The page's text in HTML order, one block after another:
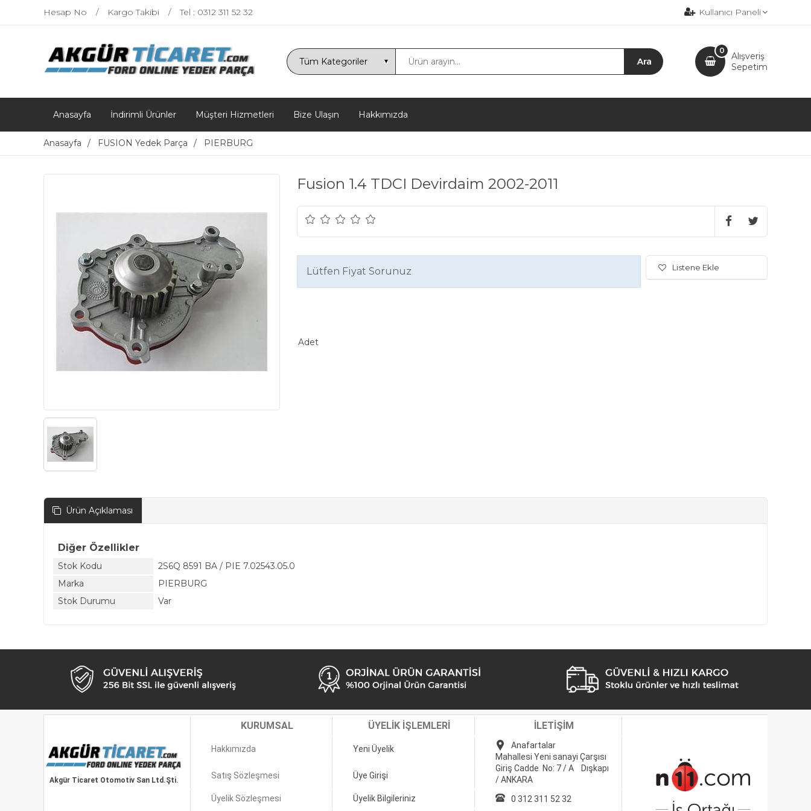
Hesap No Kargo Takibi Tel : 0312 311 52 32 Kullanıcı Paneli
Alışveriş
Sepetim
0
Anasayfa İndirimli Ürünler Müşteri Hizmetleri Bize Ulaşın Hakkımızda
Anasayfa FUSION Yedek Parça PIERBURG
Fusion 1.4 TDCI Devirdaim 2002-2011
Lütfen Fiyat Sorunuz
Adet
Listene Ekle
Ürün Açıklaması
Diğer Özellikler
Stok Kodu
2S6Q 8591 BA / PIE 7.02543.05.0
Marka
PIERBURG
Stok Durumu
Var
Akgür Ticaret Otomotiv San Ltd.Şti.
KURUMSAL ÜYELİK İŞLEMLERİ İLETİŞİM
Hakkımızda Yeni Üyelik
Anafartalar
Mahallesi Yeni sanayi Çarşısı
Giriş Cadde No: 7 / A Dışkapı
/ ANKARA
Satış Sözleşmesi Üye Girişi
Üyelik Sözleşmesi Üyelik Bilgileriniz 0 312 311 52 32